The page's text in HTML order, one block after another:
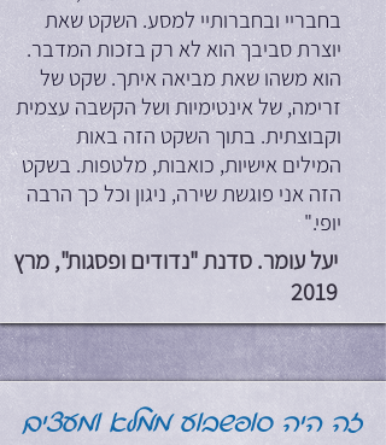
בחבריי ובחברותיי למסע. השקט שאת
יוצרת סביבך הוא לא רק בזכות המדבר.
הוא משהו שאת מביאה איתך. שקט של
זרימה, של אינטימיות ושל הקשבה עצמית
וקבוצתית. בתוך השקט הזה באות
המילים אישיות, כואבות, מלטפות. בשקט
הזה אני פוגשת שירה, ניגון וכל כך הרבה
יופי."
יעל עומר. סדנת "נדודים ופסגות", מרץ
2019
זה היה סופשבוע ממלא ומעצים